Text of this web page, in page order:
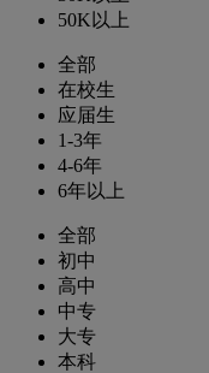
50K以上
全部
在校生
应届生
1-3年
4-6年
6年以上
全部
初中
高中
中专
大专
本科